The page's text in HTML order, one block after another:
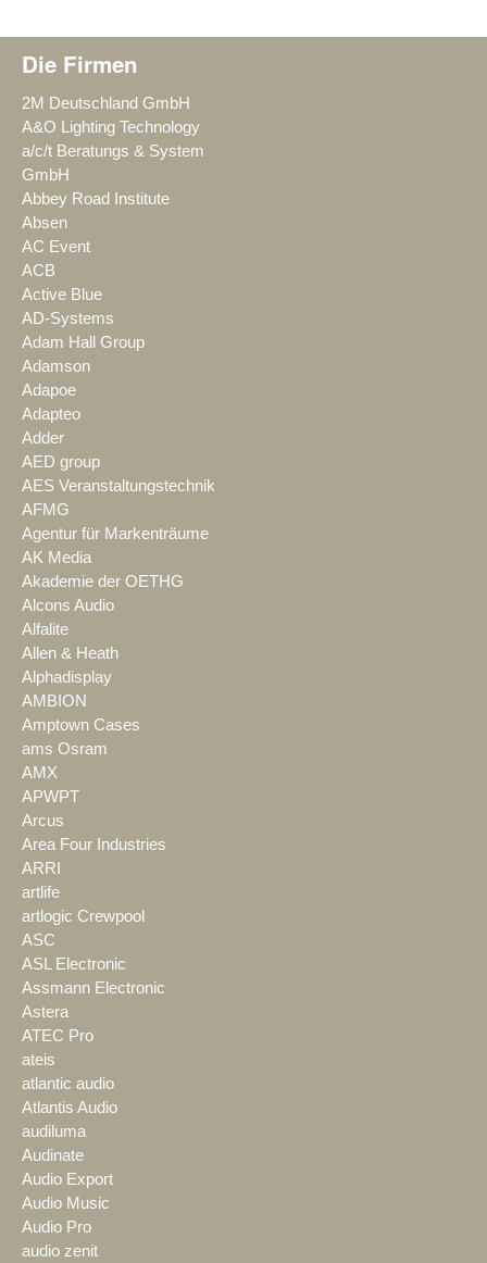
Die Firmen
2M Deutschland GmbH
A&O Lighting Technology
a/c/t Beratungs & System
GmbH
Abbey Road Institute
Absen
AC Event
ACB
Active Blue
AD-Systems
Adam Hall Group
Adamson
Adapoe
Adapteo
Adder
AED group
AES Veranstaltungstechnik
AFMG
Agentur für Markenträume
AK Media
Akademie der OETHG
Alcons Audio
Alfalite
Allen & Heath
Alphadisplay
AMBION
Amptown Cases
ams Osram
AMX
APWPT
Arcus
Area Four Industries
ARRI
artlife
artlogic Crewpool
ASC
ASL Electronic
Assmann Electronic
Astera
ATEC Pro
ateis
atlantic audio
Atlantis Audio
audiluma
Audinate
Audio Export
Audio Music
Audio Pro
audio zenit